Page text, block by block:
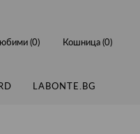
LABONTE.BG
(0) Кошница (0)